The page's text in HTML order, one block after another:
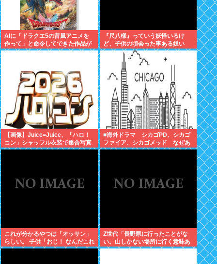
AIに「ドラクエ5の昔風アニメを
作って」と命令してできた作品が
これ、感想よろ
『尺八様』っていう妖怪いるけ
ど、子供の頃会った事ある奴い
る？？
【画像】Juice=Juice、「ハロ！
コン」シャッフル衣装で集合写真
■海外ドラマ シカゴPD、シカゴ
ファイア、シカゴメッド なぜあ
の人は、あそこまで背負うのか
これが分かるやつは「オッサン」
らしい。 子供「おじ！ なんだこれ
は！」
Z世代「長野県に行ったことがな
い。山しかない場所に行く意味あ
る？」←これ